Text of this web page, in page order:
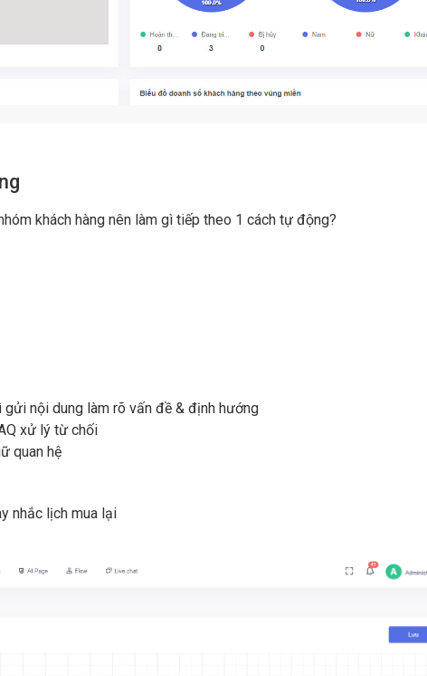
khách hàng nên làm gì tiếp theo 1 cách tự động?
nội dung làm rõ vấn đề & định hướng
xử lý từ chối
quan hệ
nhắc lịch mua lại